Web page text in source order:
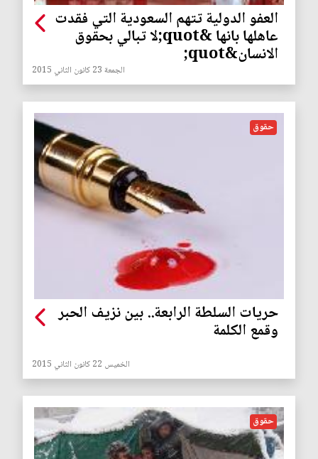
العفو الدولية تتهم السعودية التي فقدت
عاهلها بانها &quot;لا تبالي بحقوق
الانسان&quot;
الجمعة 23 كانون الثاني 2015
حقوق
حريات السلطة الرابعة.. بين نزيف الحبر
وقمع الكلمة
الخميس 22 كانون الثاني 2015
حقوق